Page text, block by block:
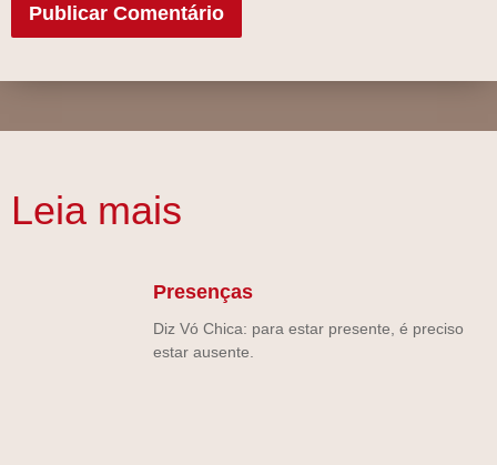
Leia mais
Presenças
Diz Vó Chica: para estar presente, é preciso
estar ausente.